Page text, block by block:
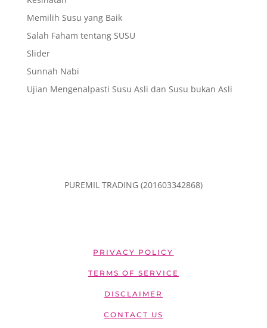
Memilih Susu yang Baik
Salah Faham tentang SUSU
Slider
Sunnah Nabi
Ujian Mengenalpasti Susu Asli dan Susu bukan Asli
PUREMIL TRADING (201603342868)
PRIVACY POLICY
TERMS OF SERVICE
DISCLAIMER
CONTACT US